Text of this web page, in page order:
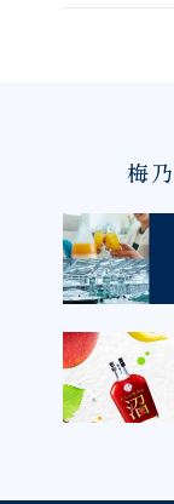
梅